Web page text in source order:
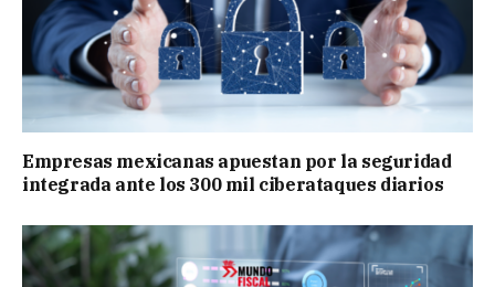
Empresas mexicanas apuestan por la seguridad
integrada ante los 300 mil ciberataques diarios